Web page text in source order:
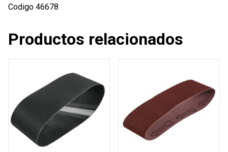
Codigo 46678
Productos relacionados